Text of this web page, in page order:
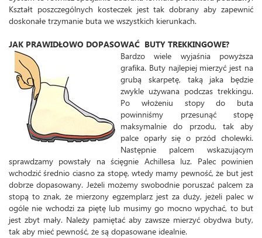
Kształt poszczególnych kosteczek jest tak dobrany aby zapewnić
doskonałe trzymanie buta we wszystkich kierunkach.
JAK PRAWIDŁOWO DOPASOWAĆ BUTY TREKKINGOWE?
Bardzo wiele wyjaśnia powyższa
grafika. Buty najlepiej mierzyć jest na
grubą skarpetę, taką jaka będzie
zwykle używana podczas trekkingu.
Po włożeniu stopy do buta
powinniśmy przesunąć stopę
maksymalnie do przodu, tak aby
palce oparły się o przód cholewki.
Następnie palcem wskazującym
sprawdzamy powstały na ścięgnie Achillesa luz. Palec powinien
wchodzić średnio ciasno za stopę, wtedy mamy pewność, że but jest
dobrze dopasowany. Jeżeli możemy swobodnie poruszać palcem za
stopą to znak, że mierzony egzemplarz jest za duży, jeżeli palec w
ogóle nie wchodzi za piętę lub musimy go mocno wpychać, to but
jest zbyt mały. Należy pamiętać aby zawsze mierzyć obydwa buty,
tak aby mieć pewność, że są dopasowane idealnie.